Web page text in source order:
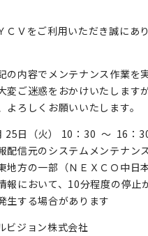
ＣＶをご利用いただき誠にあ
の内容でメンテナンス作業を
変ご迷惑をおかけいたします
よろしくお願いいたします。
25日（火） 10：30 ～ 16：
配信元のシステムメンテナン
方の一部（ＮＥＸＣＯ中日
報において、10分程度の停止
生する場合があります
ビジョン株式会社